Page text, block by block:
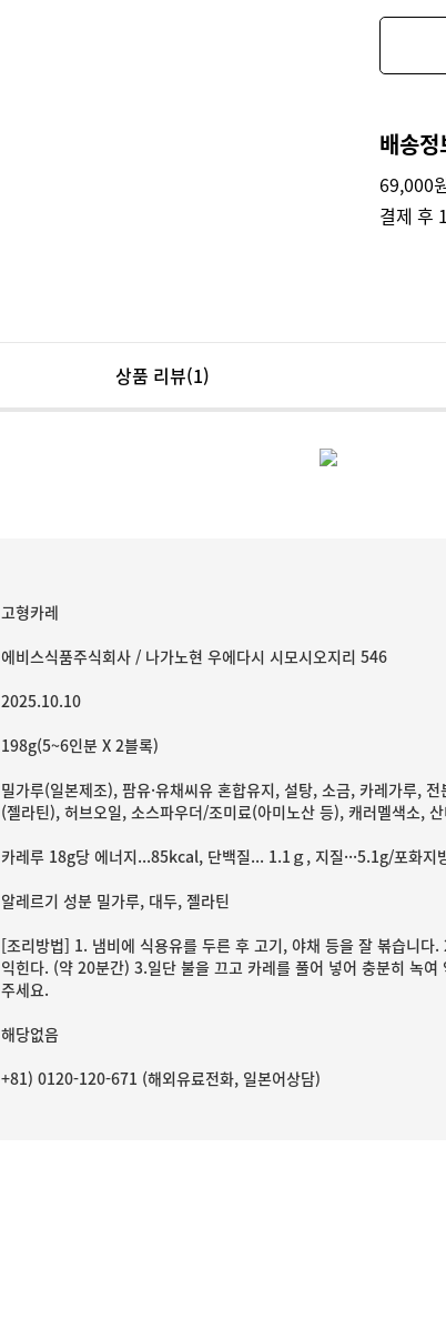
배송정
69,000
결제 후
상품 리뷰(1)
고형카레
에비스식품주식회사 / 나가노현 우에다시 시모시오지리 546
2025.10.10
198g(5~6인분 X 2블록)
밀가루(일본제조), 팜유·유채씨유 혼합유지, 설탕, 소금, 카레가루,
(젤라틴), 허브오일, 소스파우더/조미료(아미노산 등), 캐러멜색소,
카레루 18g당 에너지...85kcal, 단백질... 1.1ｇ, 지질···5.1g/포화
알레르기 성분 밀가루, 대두, 젤라틴
[조리방법] 1. 냄비에 식용유를 두른 후 고기, 야채 등을 잘 볶습니
익힌다. (약 20분간) 3.일단 불을 끄고 카레를 풀어 넣어 충분히 녹
주세요.
해당없음
+81) 0120-120-671 (해외유료전화, 일본어상담)